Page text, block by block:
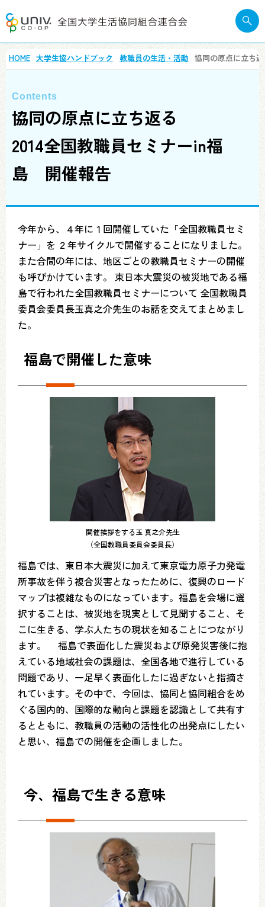
HOME 大学生協ハンドブック 教職員の生活・活動 協同の原点に立ち
協同の原点に立ち返る
2014全国教職員セミナーin福
島 開催報告
今年から、４年に１回開催していた「全国教職員セミ
ナー」を ２年サイクルで開催することになりました。
また合間の年には、地区ごとの教職員セミナーの開催
も呼びかけています。 東日本大震災の被災地である福
島で行われた全国教職員セミナーについて 全国教職員
委員会委員長玉真之介先生のお話を交えてまとめまし
た。
福島で開催した意味
開催挨拶をする玉 真之介先生
（全国教職員委員会委員長）
福島では、東日本大震災に加えて東京電力原子力発電
所事故を伴う複合災害となったために、復興のロード
マップは複雑なものになっています。福島を会場に選
択することは、被災地を現実として見聞すること、そ
こに生きる、学ぶ人たちの現状を知ることにつながり
ます。 福島で表面化した震災および原発災害後に抱
えている地域社会の課題は、全国各地で進行している
問題であり、一足早く表面化したに過ぎないと指摘さ
れています。その中で、今回は、協同と協同組合をめ
ぐる国内的、国際的な動向と課題を認識として共有す
るとともに、教職員の活動の活性化の出発点にしたい
と思い、福島での開催を企画しました。
今、福島で生きる意味